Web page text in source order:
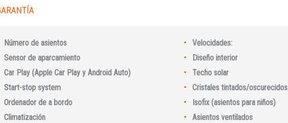
Número de asientos
Velocidades:
Sensor de aparcamiento
Diseño interior
Car Play (Apple Car Play y Android Auto)
Techo solar
Start-stop system
Cristales tintados/oscurecidos
Ordenador de a bordo
Isofix (asientos para niños)
Climatización
Asientos ventilados